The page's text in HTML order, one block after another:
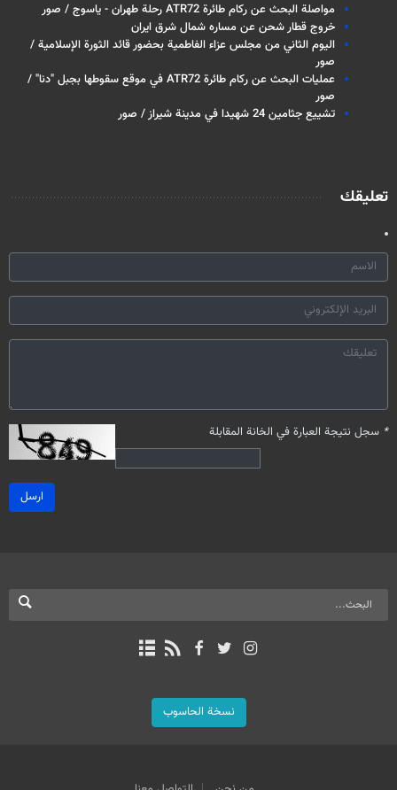
مواصلة البحث عن ركام طائرة ATR72 رحلة طهران - ياسوج / صور
خروج قطار شحن عن مساره شمال شرق ايران
اليوم الثاني من مجلس عزاء الفاطمية بحضور قائد الثورة الإسلامية /
صور
عمليات البحث عن ركام طائرة ATR72 في موقع سقوطها بجبل "دنا" /
صور
تشييع جثامين 24 شهيدا في مدينة شيراز / صور
تعليقك
* سجل نتيجة العبارة في الخانة المقابلة
ارسل
نسخة الحاسوب